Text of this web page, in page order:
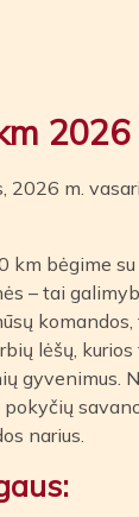
2026
2026 m.
km bėgime su
– tai
lėšų,
gyvenimus.
narius.